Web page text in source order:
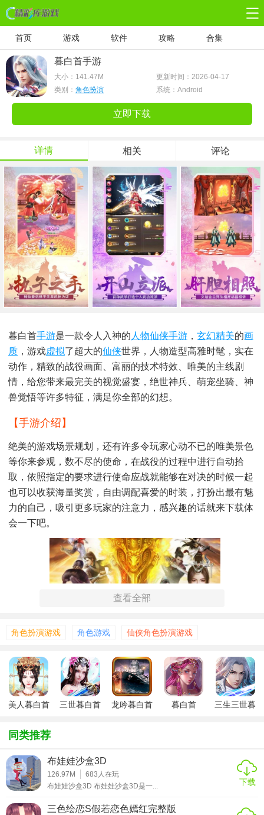
首页 游戏 软件 攻略 合集
暮白首手游
大小： 141.47M
更新时间：2026-04-17
类别： 角色扮演 系统：Android
立即下载
详情 相关 评论
暮白首手游是一款令人入神的 人物仙侠手游 ， 玄幻精美的画
质 ，游戏虚拟了超大的仙侠世界，人物造型高雅时髦，实在
动作，精致的战役画面、富丽的技术特效、唯美的主线剧
情，给您带来最完美的视觉盛宴，绝世神兵、萌宠坐骑、神
兽觉悟等许多特征，满足你全部的幻想。
【手游介绍】
绝美的游戏场景规划，还有许多令玩家心动不已的唯美景色
等你来参观，数不尽的使命，在战役的过程中进行自动拾
取，依照指定的要求进行使命应战就能够在对决的时候一起
也可以收获海量奖赏，自由调配喜爱的时装，打扮出最有魅
力的自己，吸引更多玩家的注意力，感兴趣的话就来下载体
会一下吧。
【手游说明】
1.精致的游戏画面，运用3D游戏画面，让玩家360度体会到这
款游戏的魅力。
晋级后技术更强力。
3.大量精彩的剧情等候玩家去探究，触发躲藏剧情还有成果奖
赏，十分的丰盛。
4.经过完结大量的使命来修行神通，不断提高个人等级来强化
你的技术威力以及战力。
查看全部
角色扮演游戏 角色游戏 仙侠角色扮演游戏
美人暮白首
三世暮白首 龙吟暮白首 暮白首
三生三世暮
同类推荐
布娃娃沙盒3D
126.97M 683 人在玩
布娃娃沙盒3D 布娃娃沙盒3D是一...
下载
三色绘恋S假若恋色嫣红完整版